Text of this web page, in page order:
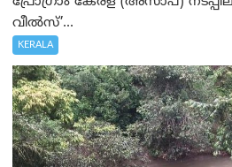
വീൽസ്’...
KERALA